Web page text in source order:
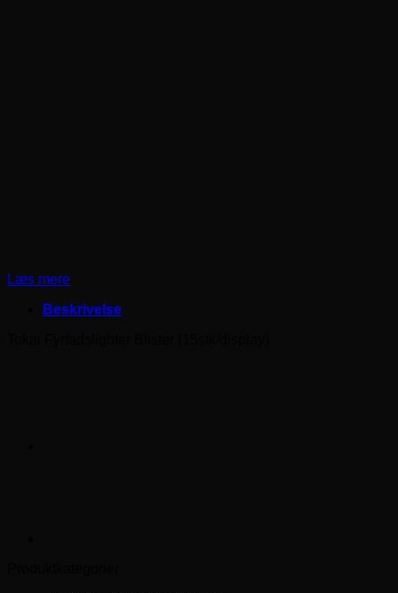
Læs mere
Beskrivelse